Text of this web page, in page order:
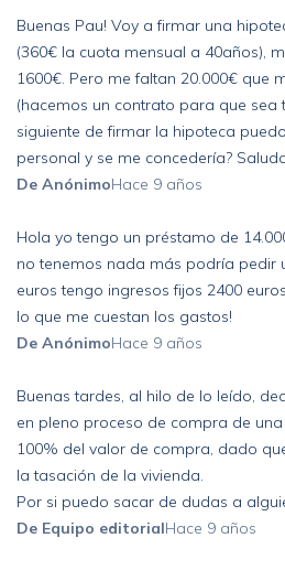
Buenas Pau! Voy a firmar una
(360€ la cuota mensual a 40años),
1600€. Pero me faltan 20.000€ que
(hacemos un contrato para que sea
siguiente de firmar la hipoteca
personal y se me concedería?
De AnónimoHace 9 años
Hola yo tengo un préstamo de
no tenemos nada más podría pedir
euros tengo ingresos fijos 2400
lo que me cuestan los gastos!
De AnónimoHace 9 años
Buenas tardes, al hilo de lo leído,
en pleno proceso de compra de una
100% del valor de compra, dado
la tasación de la vivienda.
Por si puedo sacar de dudas a
De Equipo editorialHace 9 años